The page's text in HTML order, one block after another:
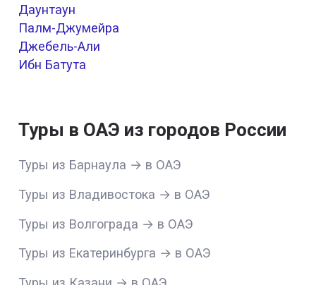
Даунтаун
Палм-Джумейра
Джебель-Али
Ибн Батута
Туры в ОАЭ из городов России
Туры из Барнаула → в ОАЭ
Туры из Владивостока → в ОАЭ
Туры из Волгограда → в ОАЭ
Туры из Екатеринбурга → в ОАЭ